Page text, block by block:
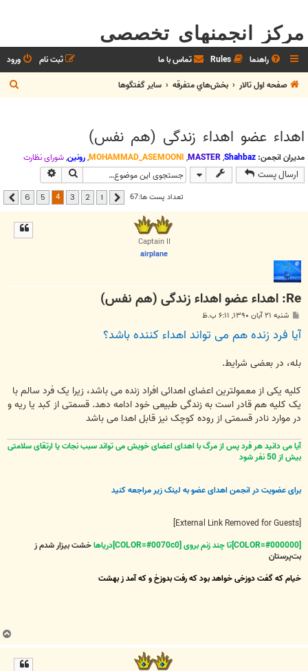
مرکز انجمنهای تخصصی
راهنما Rules تماس با ما ورود
ثبت نام
صفحه اول تالار
بخش‌‌هاي متفرقه ساير گفتگوها
ج
س
اهداء عضو اهداء زندگی (هم نفس)
مدیران انجمن: Shahbaz
,
MASTER
,
MOHAMMAD_ASEMOONI
,رونین,شوراي نظارت
ارسال پست جستجو
تعداد پست ها:67 قبلی 2
3
4
5
6 بعدی
Captain II
airplane
Re: اهداء عضو اهداء زندگی (هم نفس)
پ
ت
شنبه ۲۱ آبان ۱۳۹۰, ۶:۱۱ ب.ظ
آيا فرد زنده هم می تواند اهداء کننده باشد؟
بله، در بعضی شرايط.
کليه يکی از معمولترين اعضای اهدائی افراد زنده می باشد، زيرا يک فرد سالم با
يک کليه هم قادر است به زندگی طبيعی خود ادامه دهد. قسمتی از کبد يا ريه و
در موارد نادر قسمتی از روده کوچک نيز قابل اهدا می باشد
آیا می دانید هر فرد پس از مرگ با اهدای اعضای خویش می تواند سبب نجات یا ارتقای سلامتی
بیش از 50 نفر شود
برای عضویت در انجمن اهدای عضو به لینک زیر مراجعه کنید
خشت بیزار شدم ز
بت‌پرستان
خیام که گفت دوزخی خواهد بود که رفت بدوزخ و که آمد ز بهشت
ب
ا